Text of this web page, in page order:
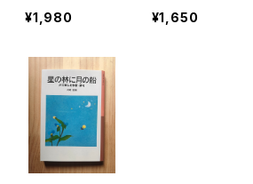
¥1,980
¥1,650